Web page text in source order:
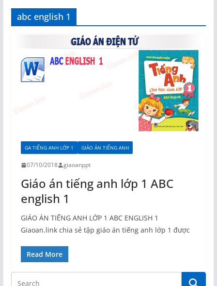
abc english 1
GA TIẾNG ANH LỚP 1 GIÁO ÁN TIẾNG ANH
07/10/2018 giaoanppt
Giáo án tiếng anh lớp 1 ABC
english 1
GIÁO ÁN TIẾNG ANH LỚP 1 ABC ENGLISH 1
Giaoan.link chia sẻ tập giáo án tiếng anh lớp 1 được
Read More